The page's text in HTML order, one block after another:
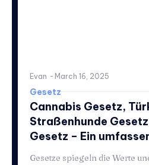
Evan - March 16, 2025
Gesetz
Cannabis Gesetz,
Straßenhunde
Gesetz – Ein
Gesetze spiegeln die Werte